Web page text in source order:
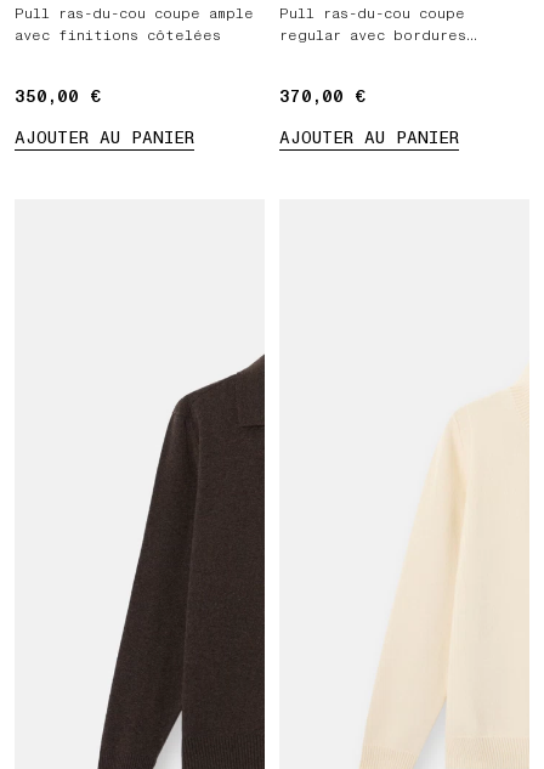
Pull ras-du-cou coupe ample
avec finitions côtelées
350,00 €
350,00 €
AJOUTER AU PANIER
Pull ras-du-cou coupe
regular avec bordures
370,00 €
370,00 €
AJOUTER AU PANIER